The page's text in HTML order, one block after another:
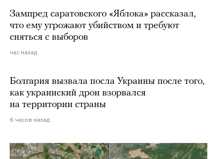
Зампред саратовского «Яблока» рассказал,
что ему угрожают убийством и требуют
сняться с выборов
час назад
Болгария вызвала посла Украины после того,
как украинский дрон взорвался
на территории страны
6 часов назад